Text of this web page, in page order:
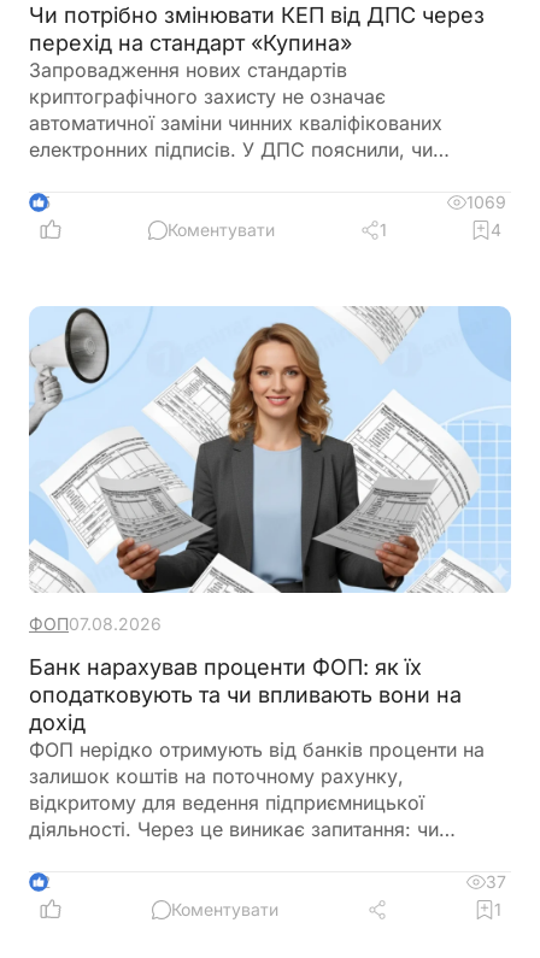
Чи потрібно змінювати КЕП від ДПС через
перехід на стандарт «Купина»
Запровадження нових стандартів
криптографічного захисту не означає
автоматичної заміни чинних кваліфікованих
електронних підписів. У ДПС пояснили, чи
ДПС, після переходу на новий стандарт «Купина»
та чи потрібно користувачам отримувати нові
5
1069
Коментувати
1 4
ФОП07.08.2026
Банк нарахував проценти ФОП: як їх
оподатковують та чи впливають вони на
дохід
ФОП нерідко отримують від банків проценти на
залишок коштів на поточному рахунку,
відкритому для ведення підприємницької
діяльності. Через це виникає запитання: чи
підприємницького доходу та сплачувати з них
податки як із доходу ФОП. Податкове
2
37
Коментувати
1